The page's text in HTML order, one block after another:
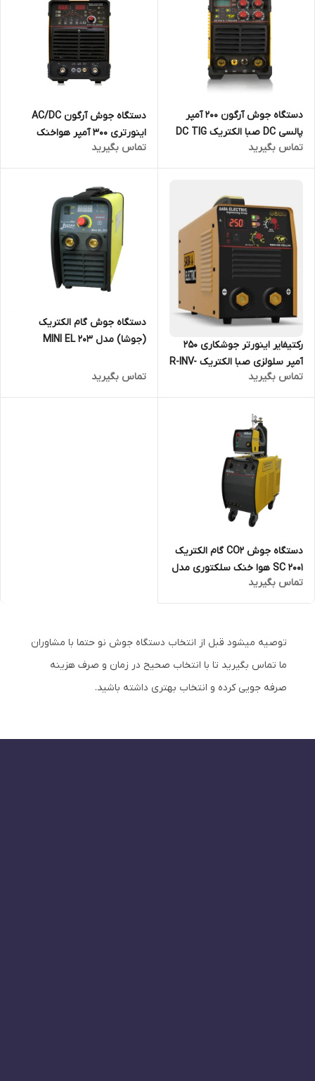
دستگاه جوش آرگون 200 آمپر
پالسی DC صبا الکتریک DC TIG
201 PULSE
تماس بگیرید
دستگاه جوش آرگون AC/DC
اینورتری 300 آمپر هواخنک
TIG315 P AC DC
تماس بگیرید
رکتیفایر اینورتر جوشکاری 250
آمپر سلولزی صبا الکتریک R-INV-
250 CELL/AR
تماس بگیرید
دستگاه جوش گام الکتریک
(جوشا) مدل MINI EL 203
تماس بگیرید
دستگاه جوش CO2 گام الکتریک
SC 2001 هوا خنک سلکتوری مدل
REVO MIG SC 2001 AIR COOL
تماس بگیرید
توصیه میشود قبل از انتخاب دستگاه جوش نو حتما با مشاوران
ما تماس بگیرید تا با انتخاب صحیح در زمان و صرف هزینه
صرفه جویی کرده و انتخاب بهتری داشته باشید.